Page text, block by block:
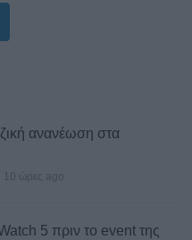
ανανέωση στα
10 ώρες ago
5 πριν το event της